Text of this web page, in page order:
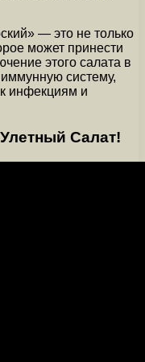
— это не только
может принести
этого салата в
систему,
инфекциям и
Салат!